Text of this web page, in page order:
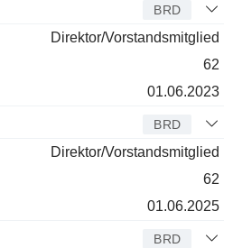
BRD
Direktor/Vorstandsmitglied
62
01.06.2023
BRD
Direktor/Vorstandsmitglied
62
01.06.2025
BRD